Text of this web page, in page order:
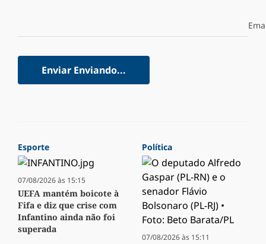
Enviar Enviando...
Esporte
07/08/2026 às 15:15
UEFA mantém boicote à
Fifa e diz que crise com
Infantino ainda não foi
superada
Política
07/08/2026 às 15:11